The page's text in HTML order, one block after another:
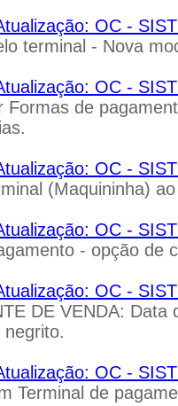
OC -
terminal - Nova
OC -
Formas de
OC -
(Maquininha)
OC -
- opção de
OC -
DE VENDA:
OC -
Terminal de